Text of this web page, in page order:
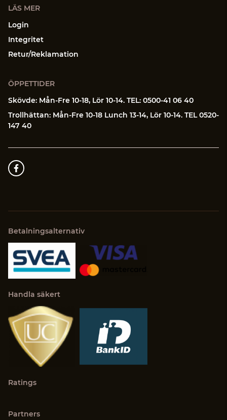
LÄS MER
Login
Integritet
Retur/Reklamation
ÖPPETTIDER
Skövde: Mån-Fre 10-18, Lör 10-14. TEL: 0500-41 06 40
Trollhättan: Mån-Fre 10-18 Lunch 13-14, Lör 10-14. TEL 0520-
147 40
Betalningsalternativ
Handla säkert
Ratings
Partners